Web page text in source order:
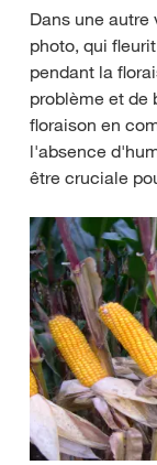
Dans une
photo, qui
pendant la
problème et de
floraison en
l'absence
être cruciale